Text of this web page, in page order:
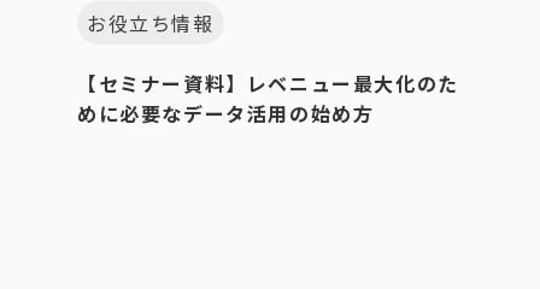
お役立ち情報
【セミナー資料】レベニュー最大化のた
めに必要なデータ活用の始め方